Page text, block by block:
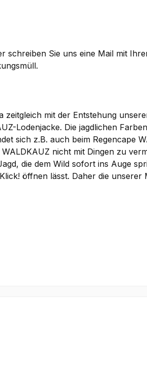
Sie uns eine Mail mit
zeitgleich mit der Entstehung
Lodenjacke. Die jagdlichen
sich z.B. auch beim Regencape
nicht mit Dingen zu
die dem Wild sofort ins Auge
öffnen lässt. Daher die